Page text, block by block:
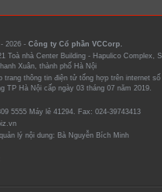
2026 - Công ty Cổ phần VCCorp.
Toà nhà Center Building - Hapulico Complex,
Xuân, thành phố Hà Nội
trang thông tin điện tử tổng hợp trên internet
TP Hà Nội cấp ngày 03 tháng 07 năm 2019.
5555 Máy lẻ 41294. Fax: 024-39743413
lý nội dung: Bà Nguyễn Bích Minh